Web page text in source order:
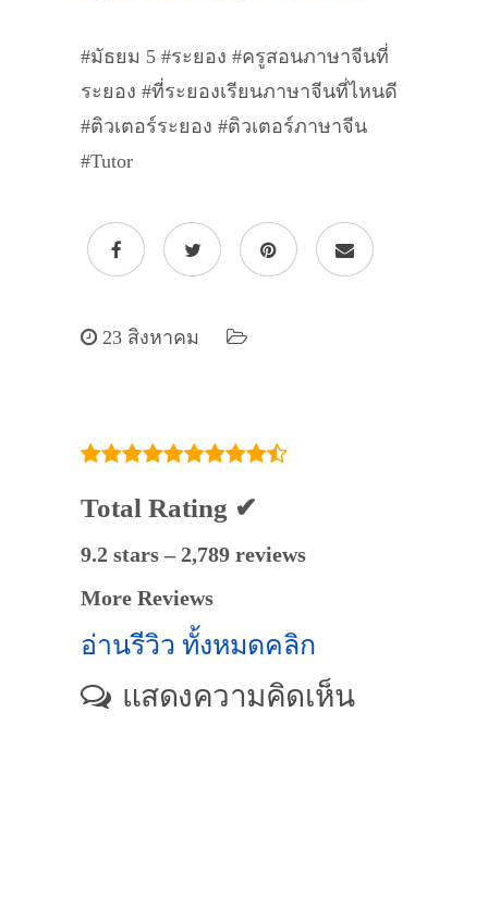
#มัธยม 5 #ระยอง #ครูสอนภาษาจีนที่
ระยอง #ที่ระยองเรียนภาษาจีนที่ไหนดี
#ติวเตอร์ระยอง #ติวเตอร์ภาษาจีน
#Tutor
23 สิงหาคม
Total Rating ✔
9.2 stars – 2,789 reviews
More Reviews
อ่านรีวิว ทั้งหมดคลิก
แสดงความคิดเห็น